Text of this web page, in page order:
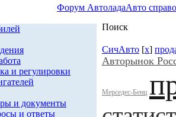
Форум АвтоладаАвто
и регулировки
и документы
и ответы
Поиск
СичАвто [x]
Авторынок
Мерседес-Бенц